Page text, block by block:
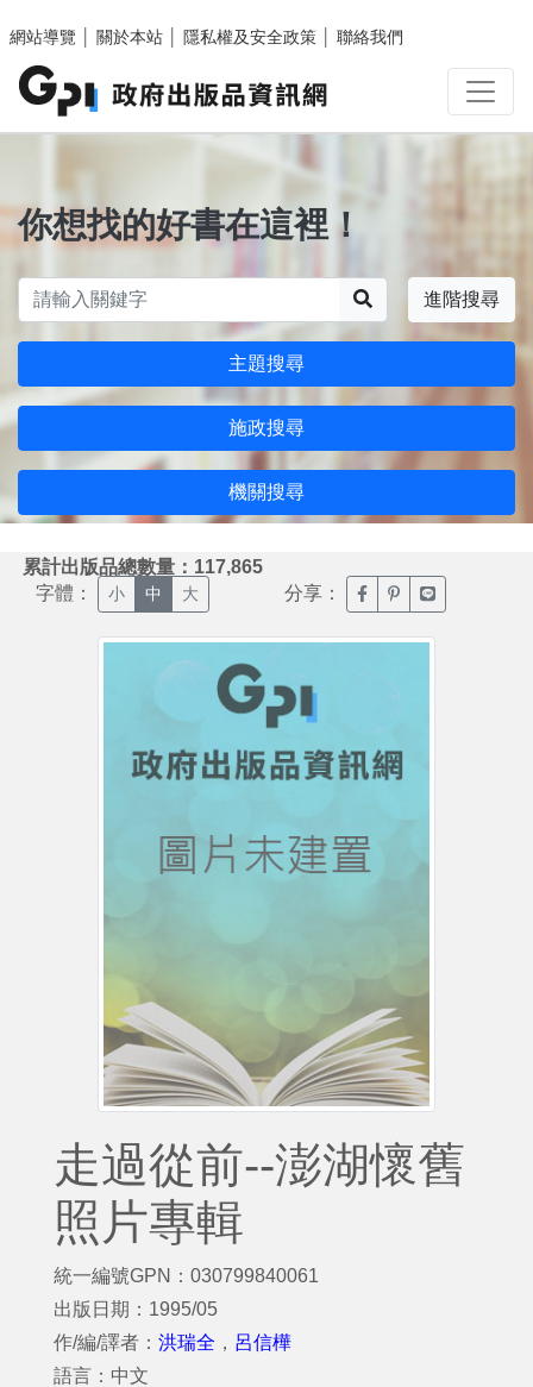
網站導覽
關於本站 隱私權及安全政策 聯絡我們
你想找的好書在這裡！
進階搜尋
主題搜尋
施政搜尋
機關搜尋
累計出版品總數量：117,865
字體： 小 中 大 分享： 臉書分享(另開新視窗)
噗浪分享(另開新
Line分享(另
走過從前--澎湖懷舊
照片專輯
統一編號GPN：030799840061
出版日期：1995/05
作/編/譯者： 洪瑞全 ， 呂信樺
語言：中文